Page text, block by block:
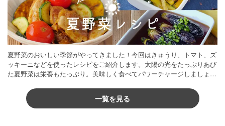
夏野菜のおいしい季節がやってきました！今回はきゅうり、トマト、ズ
ッキーニなどを使ったレシピをご紹介します。太陽の光をたっぷりあび
た夏野菜は栄養もたっぷり。美味しく食べてパワーチャージしましょう
一覧を見る